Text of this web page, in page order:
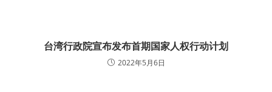
台湾行政院宣布发布首期国家人权行动计划
2022年5月6日